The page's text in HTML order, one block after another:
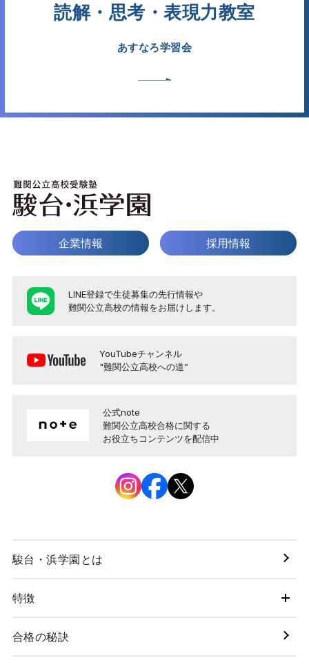
読解・思考・表現力教室
あすなろ学習会
企業情報 採用情報
LINE登録で生徒募集の先行情報や
難関公立高校の情報をお届けします。
YouTubeチャンネル
"難関公立高校への道”
公式note
難関公立高校合格に関する
お役立ちコンテンツを配信中
駿台・浜学園とは
特徴
合格の秘訣